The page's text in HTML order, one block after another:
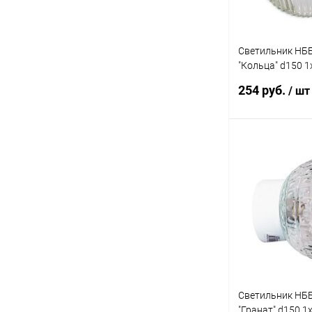
Светильник
"Кольца" d150
1005100147
254 руб. / шт
Купить в 1
В избранное
Светильник